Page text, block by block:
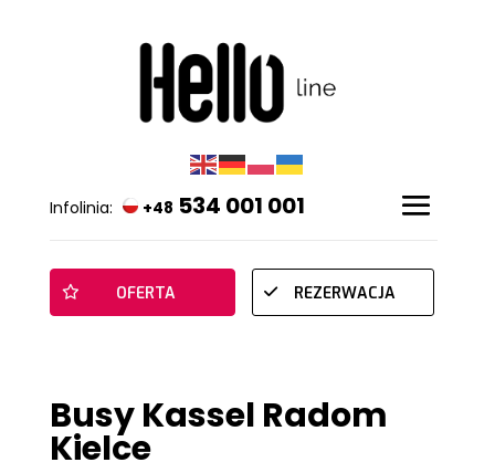
Infolinia: +48 534 001 001
OFERTA REZERWACJA
Busy Kassel Radom
Kielce